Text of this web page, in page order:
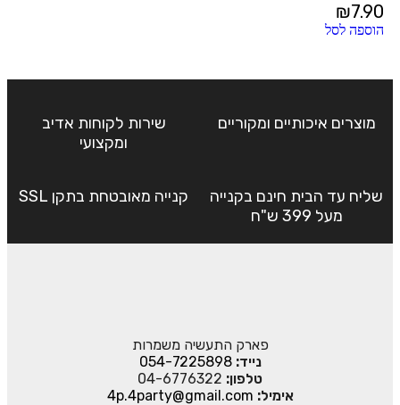
₪7.90
הוספה לסל
מוצרים איכותיים ומקוריים
שירות לקוחות אדיב
ומקצועי
שליח עד הבית חינם בקנייה
מעל 399 ש"ח
קנייה מאובטחת בתקן SSL
פארק התעשיה משמרות
נייד:054-7225898
טלפון: 04-6776322
אימיל: 4p.4party@gmail.com